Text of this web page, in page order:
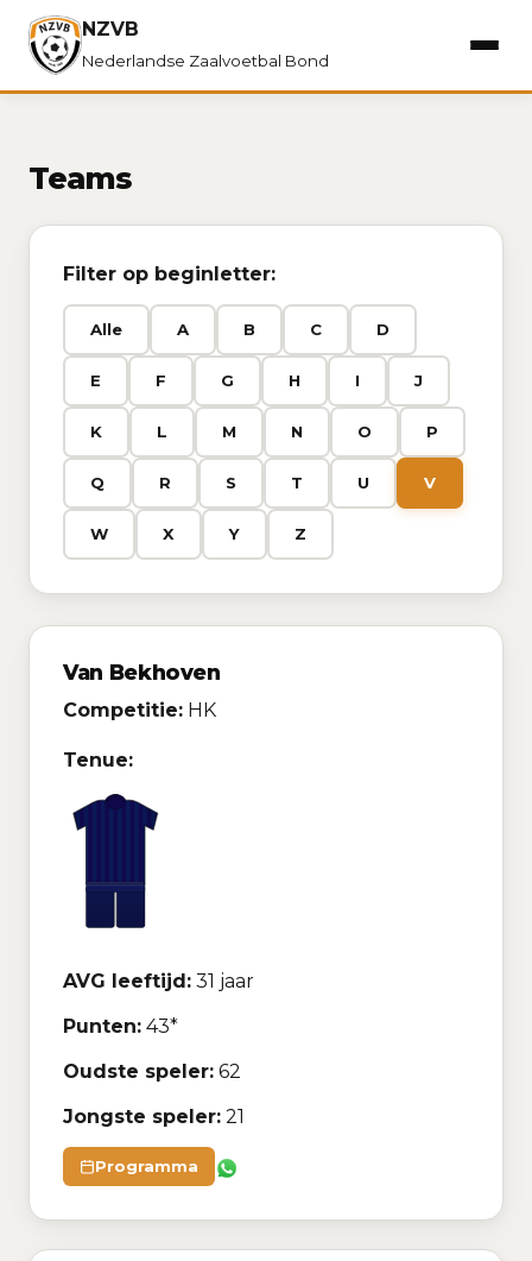
NZVB
Nederlandse Zaalvoetbal Bond
Teams
Filter op beginletter:
Alle A B C D
E F G H I J
K L M N O P
Q R S T U V
W X Y Z
Van Bekhoven
Competitie: HK
Tenue:
AVG leeftijd: 31 jaar
Punten: 43*
Oudste speler: 62
Jongste speler: 21
Programma